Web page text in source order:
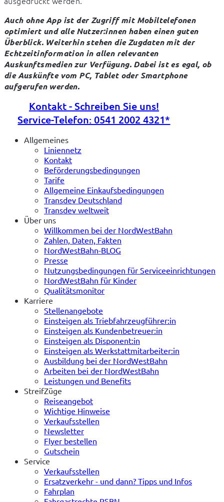
Auch ohne App ist der Zugriff mit Mobiltelefonen
optimiert und alle Nutzer:innen haben einen guten
Überblick. Weiterhin stehen die Zugdaten mit der
Echtzeitinformation in allen relevanten
Auskunftsmedien zur Verfügung. Dabei ist es egal, ob
die Auskünfte vom PC, Tablet oder Smartphone
aufgerufen werden.
Kontakt - Schreiben Sie uns!
Service-Telefon: 0541 2002 4321*
Allgemeines
Liniennetz
Kontakt
Beförderungsbedingungen
Tarife
Allgemeine Einkaufsbedingungen
Transdev Deutschland
Transdev weltweit
Über uns
Willkommen bei der NordWestBahn
Zahlen, Daten, Fakten
NordWestBahn-BLOG
Presse
Nutzungsbedingungen für Serviceeinrichtungen
NordWestBahn für Kinder
Qualitätsmonitor
Karriere
Stellenangebote
Einsteigen als Triebfahrzeugführer:in
Einsteigen als Kundenbetreuer:in
Einsteigen als Disponent:in
Einsteigen als Werkstattmitarbeiter:in
Ausbildung bei der NordWestBahn
Arbeiten bei der NordWestBahn
Leistungen und Benefits
StreifZüge
Reiseangebot
Wichtige Hinweise
Verkaufsstellen
Newsletter
Flyer bestellen
Gutschein
Service
Verkaufsstellen
Ersatzverkehr - und dann? Tipps und Infos
Fahrplan